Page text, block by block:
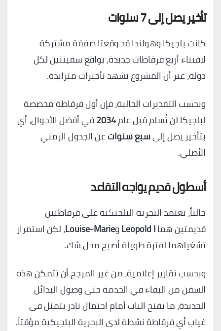
تأخير يصل إلى 7 سنوات
كانت بلجيكا وهولندا قد وقعتا صفقة مشتركة
لاقتناء أربع فرقاطات جديدة، بواقع سفينتين لكل
دولة، غير أن المشروع يشهد تأخيرات متزايدة.
وبحسب التقديرات الحالية، فإن أول فرقاطة مخصصة
لبلجيكا لن تُسلم قبل عام2034في أفضل الأحوال، أي
بتأخير يصل إلىسبع سنواتعن الجدول الزمني
الأصلي.
أسطول قديم يواجه التقاعد
حالياً، تعتمد البحرية البلجيكية على فرقاطتين
قديمتين هماLeopold IوLouise-Marie، لكن استمرار
تشغيلهما لفترة طويلة أصبح محل شك.
وبحسب تقارير إعلامية، من غير المرجح أن تتمكن هذه
السفن من البقاء في الخدمة حتى وصول البدائل
الجديدة، ما يفتح الباب أمام احتمال نادر يتمثل في
غياب أي فرقاطة نشطة لدى البحرية البلجيكية مؤقتاً.